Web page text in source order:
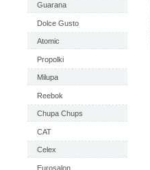
Guarana
Dolce Gusto
Atomic
Propolki
Milupa
Reebok
Chupa Chups
CAT
Celex
Eurosalon